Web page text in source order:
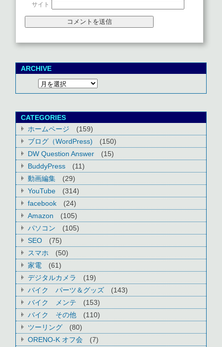
サイト
ARCHIVE
CATEGORIES
ホームページ
(159)
ブログ（WordPress)
(150)
DW Question Answer
(15)
BuddyPress
(11)
動画編集
(29)
YouTube
(314)
facebook
(24)
Amazon
(105)
パソコン
(105)
SEO
(75)
スマホ
(50)
家電
(61)
デジタルカメラ
(19)
バイク パーツ＆グッズ
(143)
バイク メンテ
(153)
バイク その他
(110)
ツーリング
(80)
ORENO-K オフ会
(7)